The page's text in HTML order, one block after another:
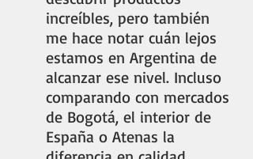
increíbles, pero también
me hace notar cuán lejos
estamos en Argentina de
alcanzar ese nivel. Incluso
comparando con mercados
de Bogotá, el interior de
España o Atenas la